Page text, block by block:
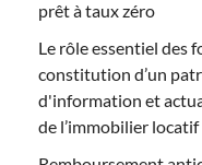
prêt à taux zéro
Le rôle essentiel des
constitution d’un
d'information et
de l’immobilier